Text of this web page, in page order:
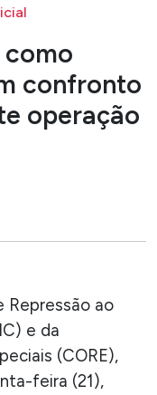
confronto
operação
Repressão ao
e da
(CORE),
feira (21),